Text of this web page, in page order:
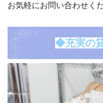
お気軽にお問い合わせく
◆充実の